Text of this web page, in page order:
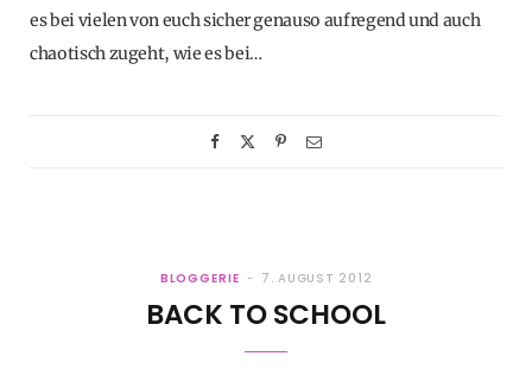
es bei vielen von euch sicher genauso aufregend und auch
chaotisch zugeht, wie es bei…
BLOGGERIE 7. AUGUST 2012
BACK TO SCHOOL